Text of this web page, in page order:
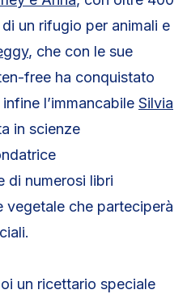
un rifugio per animali e
, che con le sue
free ha conquistato
l’immancabile Silvia
in scienze
di numerosi libri
vegetale che parteciperà
un ricettario speciale